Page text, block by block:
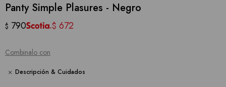
Panty Simple Plasures - Negro
$ 790 $ 672
Combinalo con
Descripción & Cuidados